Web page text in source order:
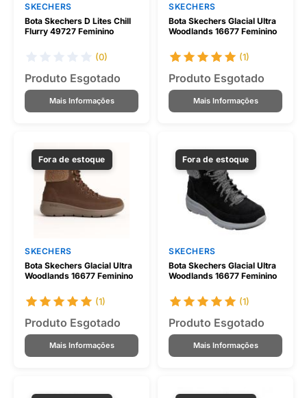
SKECHERS
Bota Skechers D Lites Chill
Flurry 49727 Feminino
(0)
Produto Esgotado
Mais Informações
SKECHERS
Bota Skechers Glacial Ultra
Woodlands 16677 Feminino
(1)
Produto Esgotado
Mais Informações
Fora de estoque
SKECHERS
Bota Skechers Glacial Ultra
Woodlands 16677 Feminino
(1)
Produto Esgotado
Mais Informações
Fora de estoque
SKECHERS
Bota Skechers Glacial Ultra
Woodlands 16677 Feminino
(1)
Produto Esgotado
Mais Informações